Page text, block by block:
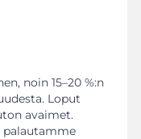
noin 15–20 %:n
Loput
avaimet.
palautamme